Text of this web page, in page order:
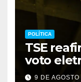
POLÍTICA
TSE
voto
evento
9 DE